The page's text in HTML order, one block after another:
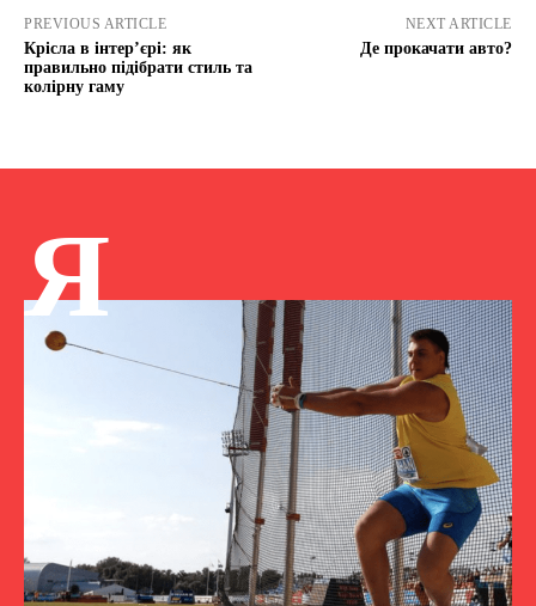
PREVIOUS ARTICLE
Крісла в інтер’єрі: як
правильно підібрати стиль та
колірну гаму
NEXT ARTICLE
Де прокачати авто?
Я